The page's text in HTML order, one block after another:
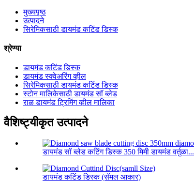
मुख्यपृष्ठ
उत्पादने
सिरेमिकसाठी डायमंड कटिंड डिस्क
श्रेण्या
डायमंड कटिंड डिस्क
डायमंड स्क्वेअरिंग व्हील
सिरेमिकसाठी डायमंड कटिंड डिस्क
स्टोन मालिकेसाठी डायमंड सॉ ब्लेड
राळ डायमंड ट्रिमिंग व्हील मालिका
वैशिष्ट्यीकृत उत्पादने
डायमंड सॉ ब्लेड कटिंग डिस्क 350 मिमी डायमंड वर्तुळा...
डायमंड कटिंड डिस्क (सॅमल आकार)